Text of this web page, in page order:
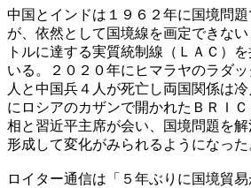
中国とインドは１９６２年に国境問
が、依然として国境線を画定できな
トルに達する実質統制線（ＬＡＣ）
いる。２０２０年にヒマラヤのラダ
人と中国兵４人が死亡し両国関係は
にロシアのカザンで開かれたＢＲＩ
相と習近平主席が会い、国境問題を
形成して変化がみられるようになった
ロイター通信は「５年ぶりに国境貿